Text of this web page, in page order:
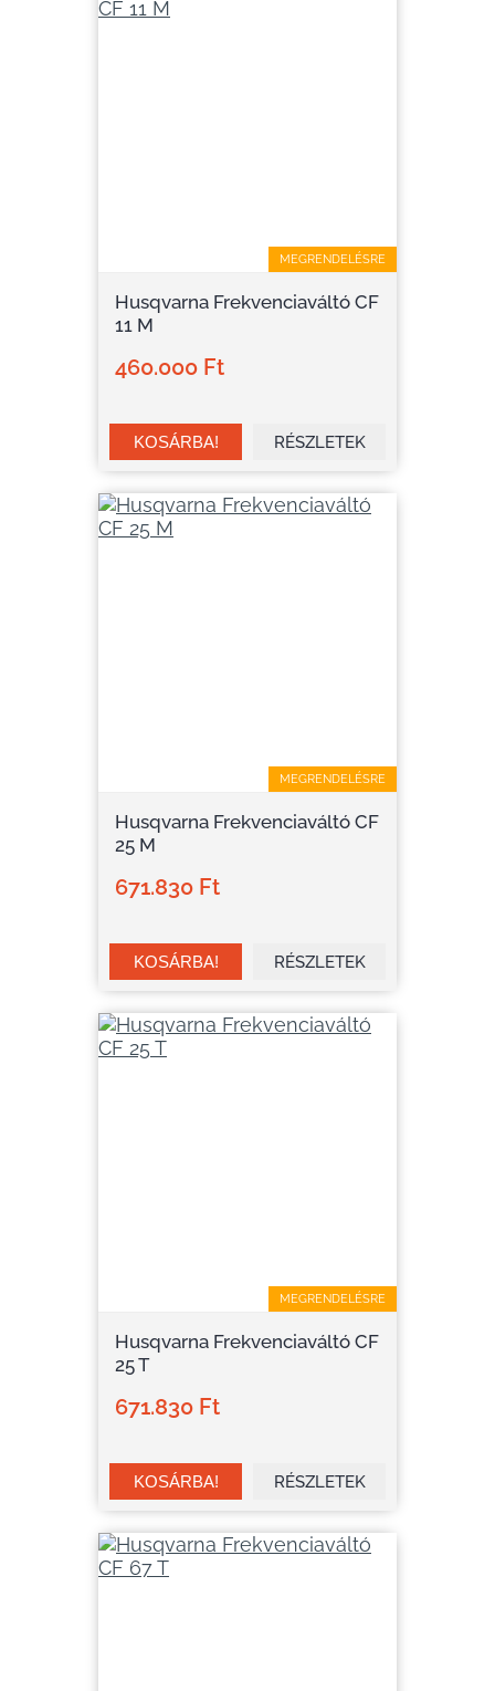
MEGRENDELÉSRE
Husqvarna Frekvenciaváltó CF
11 M
460.000 Ft
RÉSZLETEK
MEGRENDELÉSRE
Husqvarna Frekvenciaváltó CF
25 M
671.830 Ft
RÉSZLETEK
MEGRENDELÉSRE
Husqvarna Frekvenciaváltó CF
25 T
671.830 Ft
RÉSZLETEK